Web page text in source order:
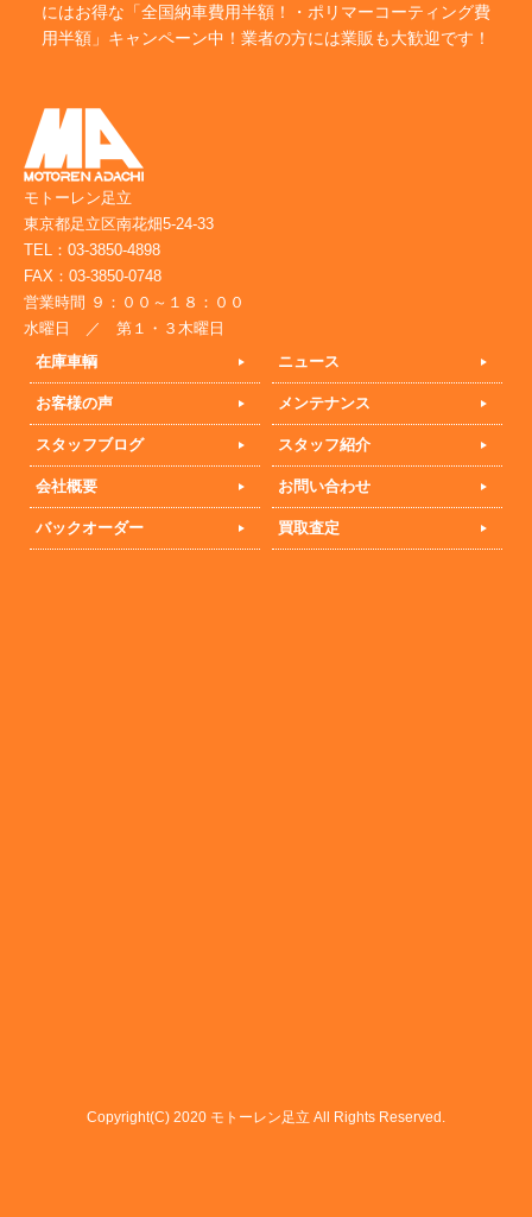
にはお得な「全国納車費用半額！・ポリマーコーティング費
用半額」キャンペーン中！業者の方には業販も大歓迎です！
モトーレン足立
東京都足立区南花畑5-24-33
TEL：03-3850-4898
FAX：03-3850-0748
営業時間 ９：００～１８：００
水曜日 ／ 第１・３木曜日
在庫車輌
ニュース
お客様の声 メンテナンス
スタッフブログ スタッフ紹介
会社概要 お問い合わせ
バックオーダー 買取査定
Copyright(C) 2020 モトーレン足立 All Rights Reserved.